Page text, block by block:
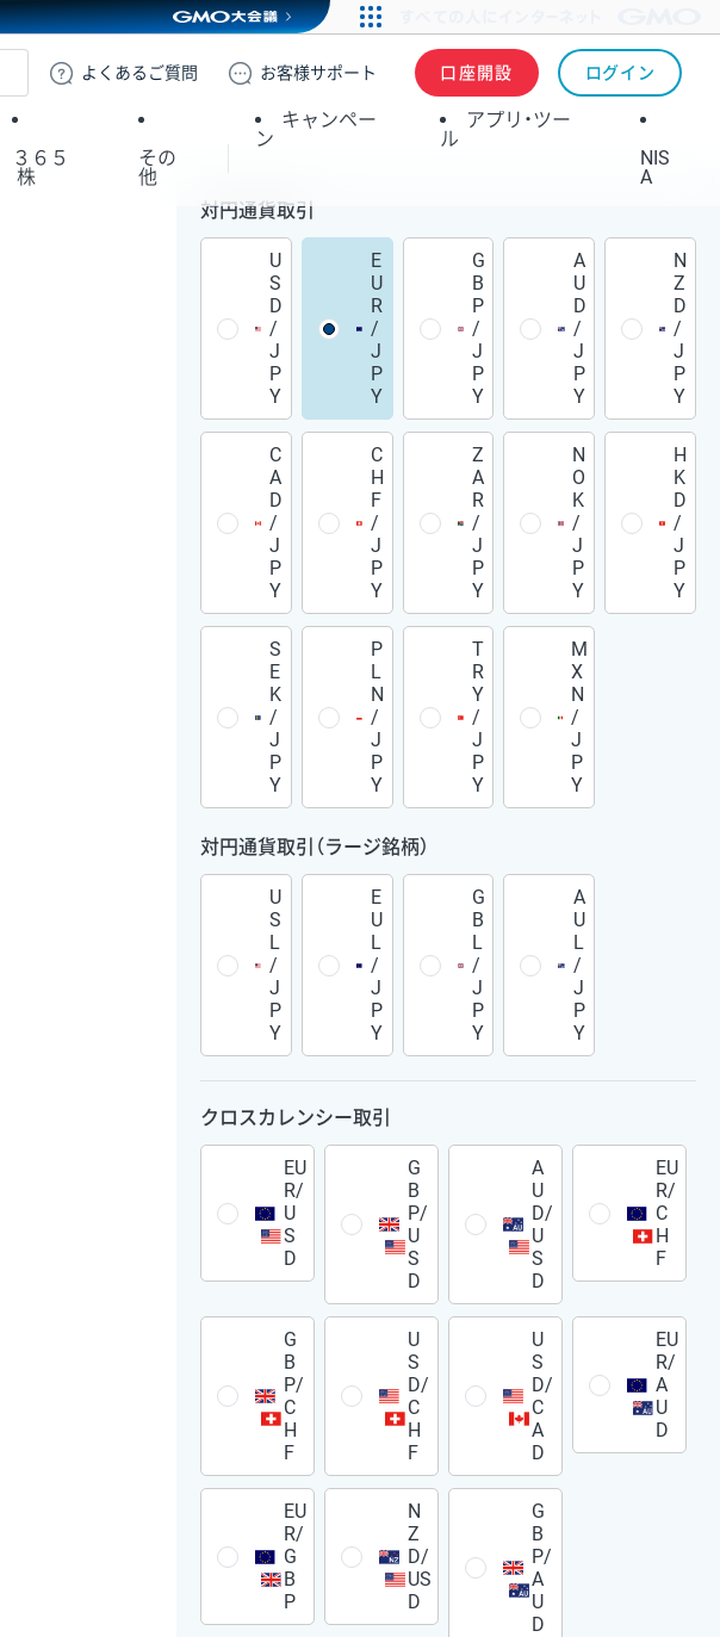
GMOクリック証券
よくある ご質問 お客様サポート 口座開設 ログイン
３６５
株
その
他
キャンペー
ン
アプリ・ツー
ル
NIS
A
対円通貨取引
U
S
D
/
J
P
Y
E
U
R
/
J
P
Y
G
B
P
/
J
P
Y
A
U
D
/
J
P
Y
N
Z
D
/
J
P
Y
C
A
D
/
J
P
Y
C
H
F
/
J
P
Y
Z
A
R
/
J
P
Y
N
O
K
/
J
P
Y
H
K
D
/
J
P
Y
S
E
K
/
J
P
Y
P
L
N
/
J
P
Y
T
R
Y
/
J
P
Y
M
X
N
/
J
P
Y
対円通貨取引（ラージ銘柄）
U
S
L
/
J
P
Y
E
U
L
/
J
P
Y
G
B
L
/
J
P
Y
A
U
L
/
J
P
Y
クロスカレンシー取引
EU
R/
U
S
D
G
B
P/
U
S
D
A
U
D/
U
S
D
EU
R/
C
H
F
G
B
P/
C
H
F
U
S
D/
C
H
F
U
S
D/
C
A
D
EU
R/
A
U
D
EU
R/
G
B
P
N
Z
D/
US
D
G
B
P/
A
U
D